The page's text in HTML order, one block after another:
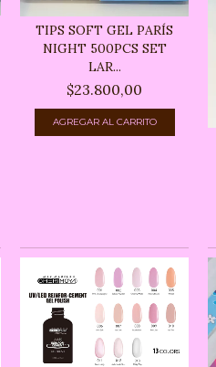
TIPS SOFT GEL PARÍS
NIGHT 500PCS SET
LAR...
$23.800,00